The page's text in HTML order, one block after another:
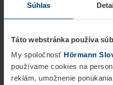
Súhlas
Táto webstránka používa
My spoločnosť Hörmann
používame cookies na
reklám, umožnenie